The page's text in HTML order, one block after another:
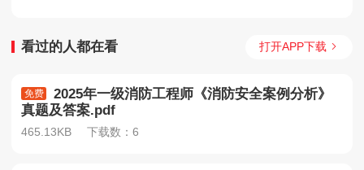
看过的人都在看 打开APP下载
免费
2025年一级消防工程师《消防安全案例分析》
真题及答案.pdf
465.13KB 下载数：6